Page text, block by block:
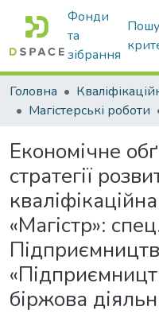
Фонди
та
зібрання
Головна
Магістерські роботи
Економічне
стратегії
«Магістр»:
біржова